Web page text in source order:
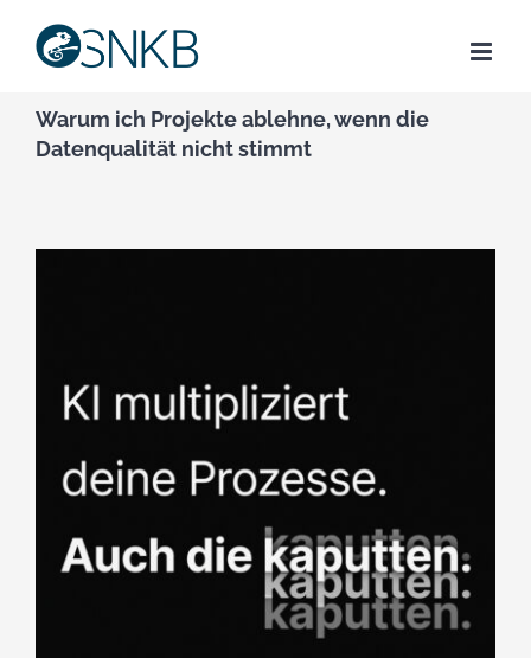
Warum ich Projekte ablehne, wenn die
Datenqualität nicht stimmt